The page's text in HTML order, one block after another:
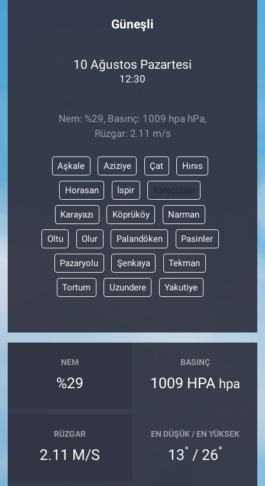
Güneşli
10 Ağustos Pazartesi
12:30
Nem: %29, Basınç: 1009 hpa hPa,
Rüzgar: 2.11 m/s
Aşkale Aziziye Çat Hınıs
Horasan İspir Karaçoban
Karayazı Köprüköy Narman
Oltu Olur Palandöken Pasinler
Pazaryolu Şenkaya Tekman
Tortum Uzundere Yakutiye
NEM
%29
BASINÇ
1009 HPA hpa
RÜZGAR
2.11 M/S
EN DÜŞÜK / EN YÜKSEK
13° / 26°